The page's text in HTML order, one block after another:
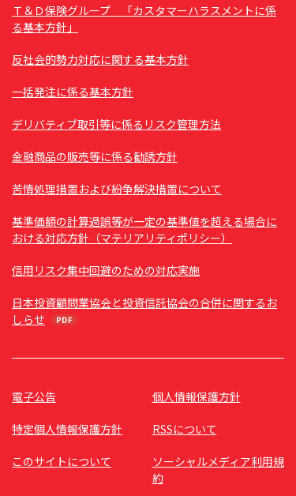
Ｔ＆Ｄ保険グループ 「カスタマーハラスメントに係
る基本方針」
反社会的勢力対応に関する基本方針
一括発注に係る基本方針
デリバティブ取引等に係るリスク管理方法
金融商品の販売等に係る勧誘方針
苦情処理措置および紛争解決措置について
基準価額の計算過誤等が一定の基準値を超える場合に
おける対応方針（マテリアリティポリシー）
信用リスク集中回避のための対応実施
日本投資顧問業協会と投資信託協会の合併に関するお
しらせ
電子公告 個人情報保護方針
特定個人情報保護方針 RSSについて
このサイトについて
ソーシャルメディア利用規
約